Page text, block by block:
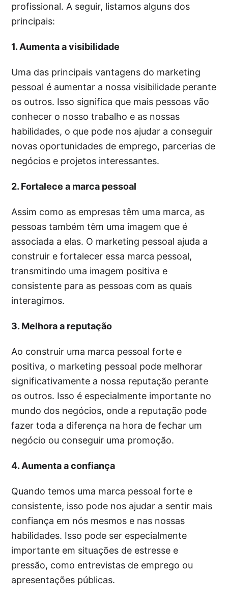
profissional. A seguir, listamos alguns dos
principais:
1. Aumenta a visibilidade
Uma das principais vantagens do marketing
pessoal é aumentar a nossa visibilidade perante
os outros. Isso significa que mais pessoas vão
conhecer o nosso trabalho e as nossas
habilidades, o que pode nos ajudar a conseguir
novas oportunidades de emprego, parcerias de
negócios e projetos interessantes.
2. Fortalece a marca pessoal
Assim como as empresas têm uma marca, as
pessoas também têm uma imagem que é
associada a elas. O marketing pessoal ajuda a
construir e fortalecer essa marca pessoal,
transmitindo uma imagem positiva e
consistente para as pessoas com as quais
interagimos.
3. Melhora a reputação
Ao construir uma marca pessoal forte e
positiva, o marketing pessoal pode melhorar
significativamente a nossa reputação perante
os outros. Isso é especialmente importante no
mundo dos negócios, onde a reputação pode
fazer toda a diferença na hora de fechar um
negócio ou conseguir uma promoção.
4. Aumenta a confiança
Quando temos uma marca pessoal forte e
consistente, isso pode nos ajudar a sentir mais
confiança em nós mesmos e nas nossas
habilidades. Isso pode ser especialmente
importante em situações de estresse e
pressão, como entrevistas de emprego ou
apresentações públicas.